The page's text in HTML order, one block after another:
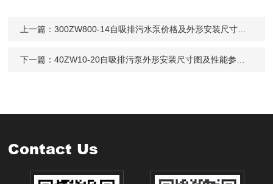
上一篇：300ZW800-14自吸排污水泵价格及外形安装尺寸性能参数曲线图
下一篇：40ZW10-20自吸排污泵外形安装尺寸图及性能参数曲线图及价格
Contact Us